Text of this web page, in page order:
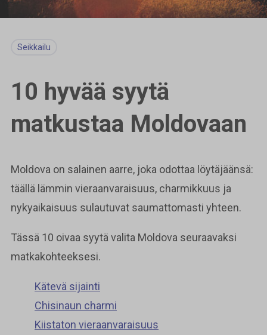
Seikkailu
10 hyvää syytä
matkustaa Moldovaan
Moldova on salainen aarre, joka odottaa löytäjäänsä:
täällä lämmin vieraanvaraisuus, charmikkuus ja
nykyaikaisuus sulautuvat saumattomasti yhteen.
Tässä 10 oivaa syytä valita Moldova seuraavaksi
matkakohteeksesi.
Kätevä sijainti
Chisinaun charmi
Kiistaton vieraanvaraisuus